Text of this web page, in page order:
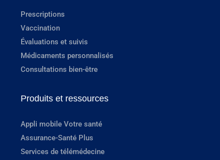
Prescriptions
Vaccination
Évaluations et suivis
Médicaments personnalisés
Consultations bien-être
Produits et ressources
Appli mobile Votre santé
Assurance-Santé Plus
Services de télémédecine